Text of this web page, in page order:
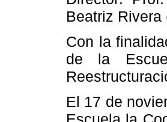
Beatriz Rivera
Con la
de la
El 17 de